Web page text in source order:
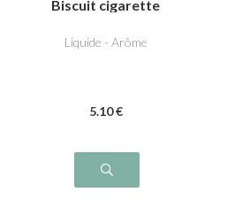
Biscuit cigarette
Liquide - Arôme
5.10 €